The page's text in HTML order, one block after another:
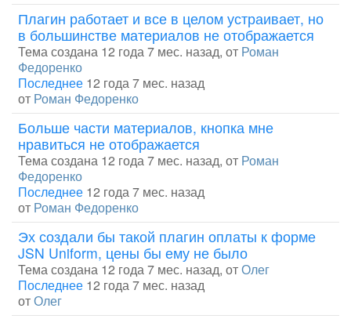
Плагин работает и все в целом устраивает, но
в большинстве материалов не отображается
Тема создана 12 года 7 мес. назад, от Роман
Федоренко
Последнее 12 года 7 мес. назад
от Роман Федоренко
Больше части материалов, кнопка мне
нравиться не отображается
Тема создана 12 года 7 мес. назад, от Роман
Федоренко
Последнее 12 года 7 мес. назад
от Роман Федоренко
Эх создали бы такой плагин оплаты к форме
JSN Uniform, цены бы ему не было
Тема создана 12 года 7 мес. назад, отОлег
Последнее 12 года 7 мес. назад
отОлег